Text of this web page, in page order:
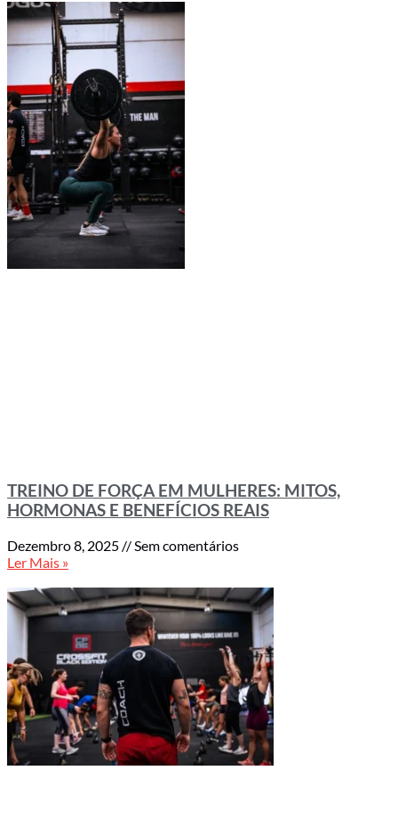
TREINO DE FORÇA EM MULHERES: MITOS,
HORMONAS E BENEFÍCIOS REAIS
Dezembro 8, 2025
Sem comentários
Ler Mais »